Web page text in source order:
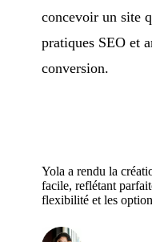
concevoir un site
pratiques SEO et
conversion.
Yola a rendu la
facile, reflétant
flexibilité et les